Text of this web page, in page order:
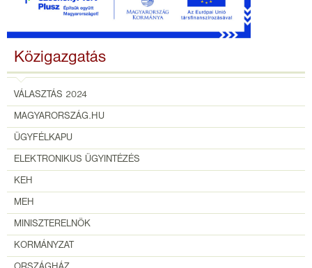
Közigazgatás
VÁLASZTÁS 2024
MAGYARORSZÁG.HU
ÜGYFÉLKAPU
ELEKTRONIKUS ÜGYINTÉZÉS
KEH
MEH
MINISZTERELNÖK
KORMÁNYZAT